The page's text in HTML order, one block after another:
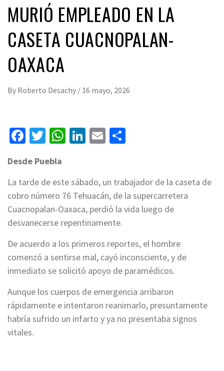
MURIÓ EMPLEADO EN LA
CASETA CUACNOPALAN-
OAXACA
By Roberto Desachy / 16 mayo, 2026
Facebook
Twitter
WhatsApp
LinkedIn
Email
Desde Puebla
La tarde de este sábado, un trabajador de la caseta de
cobro número 76 Tehuacán, de la supercarretera
Cuacnopalan-Oaxaca, perdió la vida luego de
desvanecerse repentinamente.
De acuerdo a los primeros reportes, el hombre
comenzó a sentirse mal, cayó inconsciente, y de
inmediato se solicitó apoyo de paramédicos.
Aunque los cuerpos de emergencia arribaron
rápidamente e intentaron reanimarlo, presuntamente
habría sufrido un infarto y ya no presentaba signos
vitales.